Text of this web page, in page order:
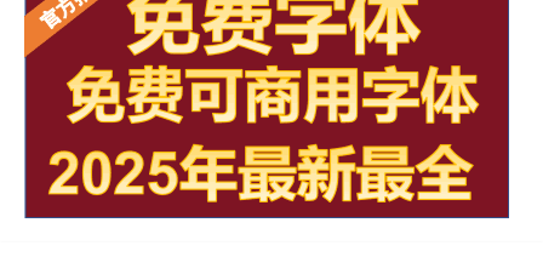
重庆岩板卫浴多少钱
怎样加工岩板地台砖
瓷砖岩板连纹处理方法
揭阳西班牙岩板哪家好点
陶瓷岩板什么时候上市
冬天怎样洗澡
西藏智能岩板怎么选材
人造岩板重还是天然岩板重
最吸引人的内衣广告词（内衣广告词）
“声静夜相宜”的出处是哪里